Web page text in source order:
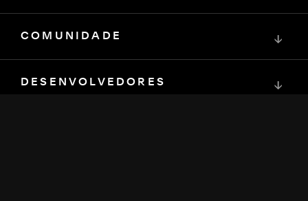
COMUNIDADE ↓
DESENVOLVEDORES ↓